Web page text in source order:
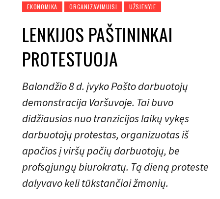
EKONOMIKA ORGANIZAVIMUISI UŽSIENYJE
LENKIJOS PAŠTININKAI
PROTESTUOJA
Balandžio 8 d. įvyko Pašto darbuotojų
demonstracija Varšuvoje. Tai buvo
didžiausias nuo tranzicijos laikų vykęs
darbuotojų protestas, organizuotas iš
apačios į viršų pačių darbuotojų, be
profsąjungų biurokratų. Tą dieną proteste
dalyvavo keli tūkstančiai žmonių.